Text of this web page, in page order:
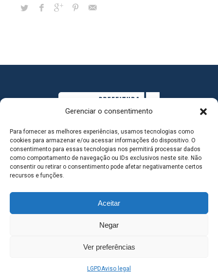
Gerenciar o consentimento
Para fornecer as melhores experiências, usamos tecnologias como
cookies para armazenar e/ou acessar informações do dispositivo. O
consentimento para essas tecnologias nos permitirá processar dados
como comportamento de navegação ou IDs exclusivos neste site. Não
consentir ou retirar o consentimento pode afetar negativamente certos
recursos e funções.
Aceitar
Negar
Ver preferências
LGPDAviso legal
MAPA DO SITE
SEDE DO ADMINISTRATIVO MUNICIPAL - Avenida